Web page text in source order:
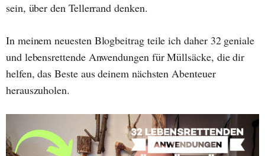
sein, über den Tellerrand denken.
In meinem neuesten Blogbeitrag teile ich daher 32 geniale
und lebensrettende Anwendungen für Müllsäcke, die dir
helfen, das Beste aus deinem nächsten Abenteuer
herauszuholen.